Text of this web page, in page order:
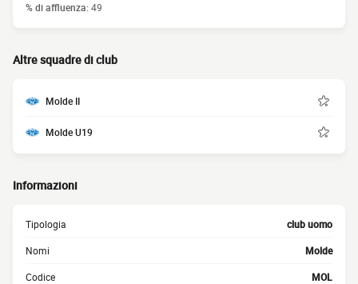
% di affluenza:49
Altre squadre di club
Molde II
Molde U19
Informazioni
Tipologia club uomo
Nomi Molde
Codice MOL